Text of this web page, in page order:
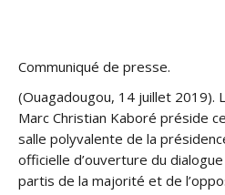
Communiqué de presse.
(Ouagadougou, 14 juillet 2019).
Marc Christian Kaboré préside
salle polyvalente de la
officielle d’ouverture du
partis de la majorité et de